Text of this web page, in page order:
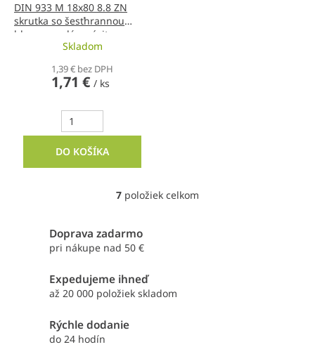
DIN 933 M 18x80 8.8 ZN
skrutka so šesťhrannou
hlavou s celým závitom
Skladom
1,39 € bez DPH
1,71 € / ks
DO KOŠÍKA
O
i
7 položiek celkom
Doprava zadarmo
pri nákupe nad 50 €
Expedujeme ihneď
až 20 000 položiek skladom
Rýchle dodanie
do 24 hodín